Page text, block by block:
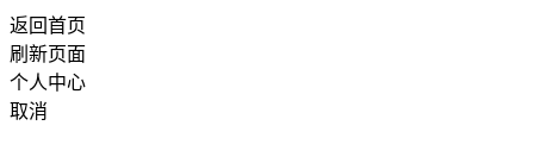
返回首页
刷新页面
个人中心
取消